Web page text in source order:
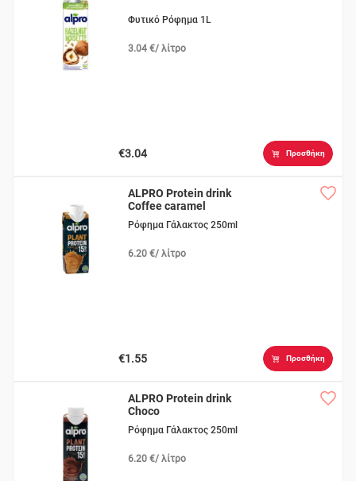
Φυτικό Ρόφημα 1L
3.04 €/ λίτρο
€3.04 Προσθήκη
ALPRO Protein drink
Coffee caramel
Ρόφημα Γάλακτος 250ml
6.20 €/ λίτρο
€1.55 Προσθήκη
ALPRO Protein drink
Choco
Ρόφημα Γάλακτος 250ml
6.20 €/ λίτρο